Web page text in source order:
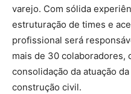
varejo. Com sólida
estruturação de times e
profissional será
mais de 30 colaboradores,
consolidação da atuação
construção civil.